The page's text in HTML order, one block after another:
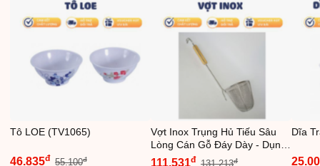
Tô LOE (TV1065)
46.835đ 55.100đ
Vợt Inox Trụng Hủ Tiếu Sâu
Lòng Cán Gỗ Đáy Dày - Dụng
Cụ Nhà Bếp Chất Lượng Cao,
111.531đ 131.213đ
Dĩa